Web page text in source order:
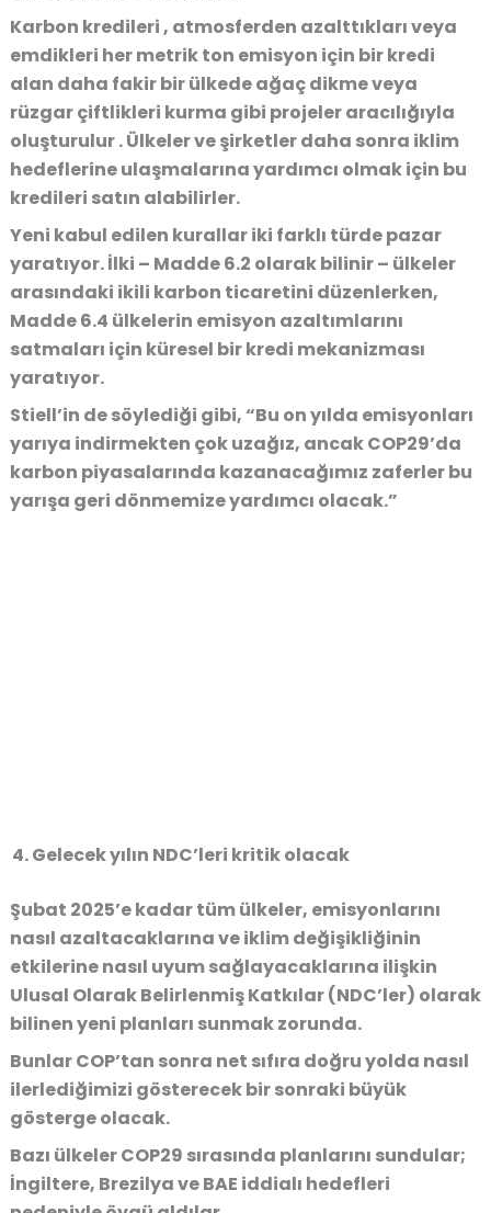
Karbon kredileri , atmosferden azalttıkları veya
emdikleri her metrik ton emisyon için bir kredi
alan daha fakir bir ülkede ağaç dikme veya
rüzgar çiftlikleri kurma gibi projeler aracılığıyla
oluşturulur . Ülkeler ve şirketler daha sonra iklim
hedeflerine ulaşmalarına yardımcı olmak için bu
kredileri satın alabilirler.
Yeni kabul edilen kurallar iki farklı türde pazar
yaratıyor. İlki – Madde 6.2 olarak bilinir – ülkeler
arasındaki ikili karbon ticaretini düzenlerken,
Madde 6.4 ülkelerin emisyon azaltımlarını
satmaları için küresel bir kredi mekanizması
yaratıyor.
Stiell’in de söylediği gibi, “Bu on yılda emisyonları
yarıya indirmekten çok uzağız, ancak COP29’da
karbon piyasalarında kazanacağımız zaferler bu
yarışa geri dönmemize yardımcı olacak.”
Gelecek yılın NDC’leri kritik olacak
Şubat 2025’e kadar tüm ülkeler, emisyonlarını
nasıl azaltacaklarına ve iklim değişikliğinin
etkilerine nasıl uyum sağlayacaklarına ilişkin
Ulusal Olarak Belirlenmiş Katkılar (NDC’ler) olarak
bilinen yeni planları sunmak zorunda.
Bunlar COP’tan sonra net sıfıra doğru yolda nasıl
ilerlediğimizi gösterecek bir sonraki büyük
gösterge olacak.
Bazı ülkeler COP29 sırasında planlarını sundular;
İngiltere, Brezilya ve BAE iddialı hedefleri